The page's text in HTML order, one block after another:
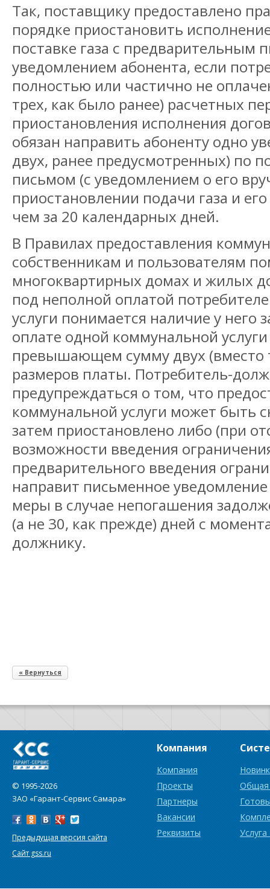
Так, поставщику предоставлено
порядке приостановить
поставке газа с предварительным
уведомлением абонента, если
полностью или частично не
трех, как было ранее) расчетных
приостановления исполнения
обязан направить абоненту одно
двух, ранее предусмотренных) по
письмом (с уведомлением о его
приостановлении подачи газа и
чем за 20 календарных дней.
В Правилах предоставления
собственникам и пользователям
многоквартирных домах и жилых
под неполной оплатой
услуги понимается наличие у него
оплате одной коммунальной
превышающем сумму двух (вместо
размеров платы. Потребитель-
предупреждаться о том, что
коммунальной услуги может быть
затем приостановлено либо (при
возможности введения
предварительного введения
направит письменное
меры в случае непогашения
(а не 30, как прежде) дней с
должнику.
« Вернуться
© 1995-2026
ЗАО «Гарант-Сервис Самара»
Предыдущая версия сайта
Сайт gss.ru
Компания
Компания
Проекты
Партнеры
Вакансии
Реквизиты
Общая